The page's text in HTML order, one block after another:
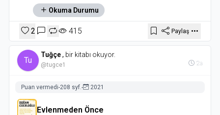
Okuma Durumu
2 415 Paylaş
Tu
Tuğçe, bir kitabı okuyor.
@tugce1 2a
Puan vermedi-208 syf. - 2021
Evlenmeden Önce